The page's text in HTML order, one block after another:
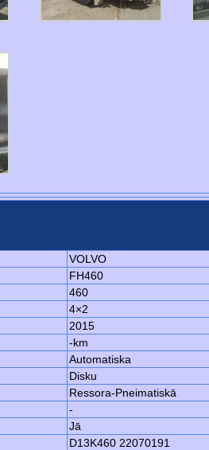
VOLVO
FH460
460
4×2
2015
-km
Automatiska
Disku
Ressora-Pneimatiskā
-
Jā
D13K460 22070191